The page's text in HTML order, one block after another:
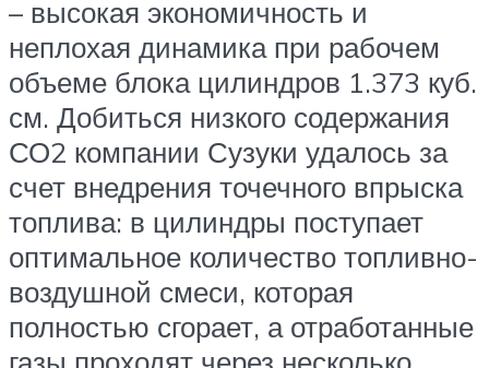
– высокая экономичность и
неплохая динамика при рабочем
объеме блока цилиндров 1.373 куб.
см. Добиться низкого содержания
СО2 компании Сузуки удалось за
счет внедрения точечного впрыска
топлива: в цилиндры поступает
оптимальное количество топливно-
воздушной смеси, которая
полностью сгорает, а отработанные
газы проходят через несколько